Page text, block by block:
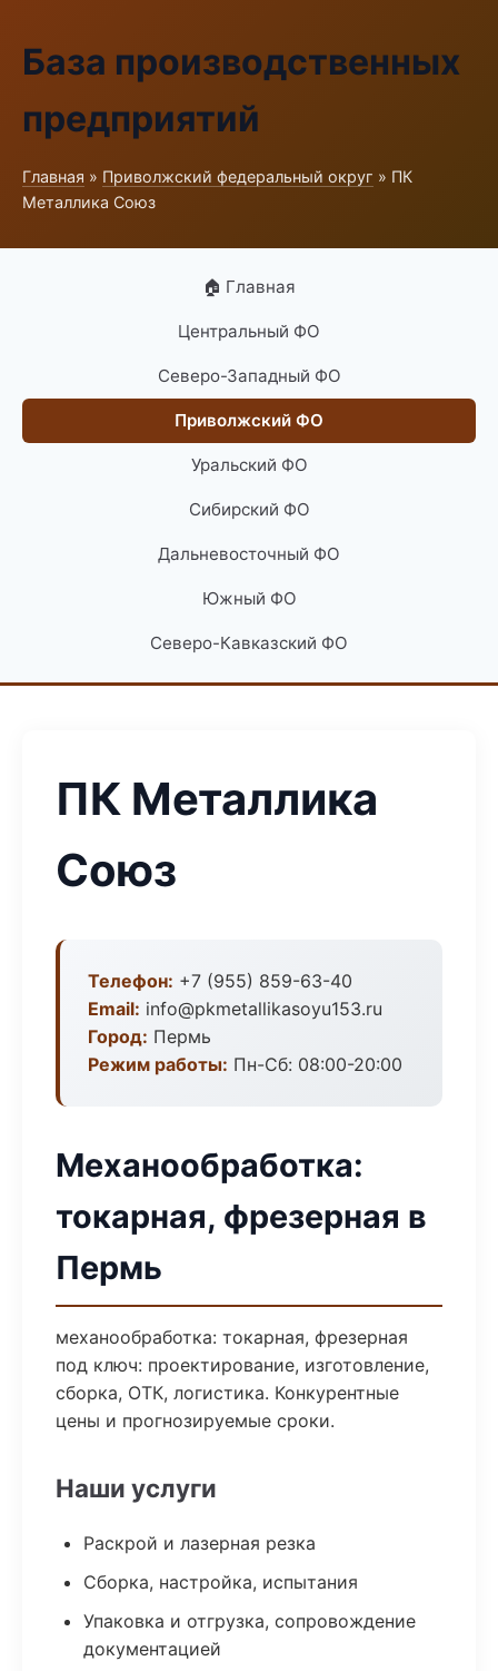
База производственных
предприятий
Главная » Приволжский федеральный округ » ПК
Металлика Союз
🏠 Главная
Центральный ФО
Северо-Западный ФО
Приволжский ФО
Уральский ФО
Сибирский ФО
Дальневосточный ФО
Южный ФО
Северо-Кавказский ФО
ПК Металлика
Союз
Телефон: +7 (955) 859-63-40
Email: info@pkmetallikasoyu153.ru
Город: Пермь
Режим работы: Пн-Сб: 08:00-20:00
Механообработка:
токарная, фрезерная в
Пермь
механообработка: токарная, фрезерная
под ключ: проектирование, изготовление,
сборка, ОТК, логистика. Конкурентные
цены и прогнозируемые сроки.
Наши услуги
Раскрой и лазерная резка
Сборка, настройка, испытания
Упаковка и отгрузка, сопровождение
документацией